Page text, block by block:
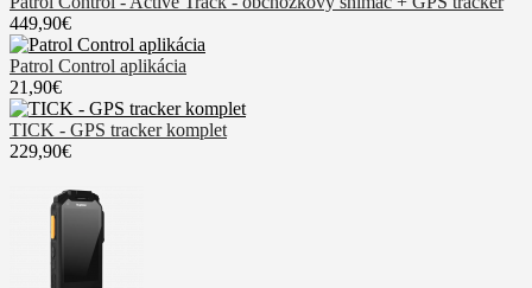
449,90€
Patrol Control aplikácia
21,90€
TICK - GPS tracker komplet
229,90€